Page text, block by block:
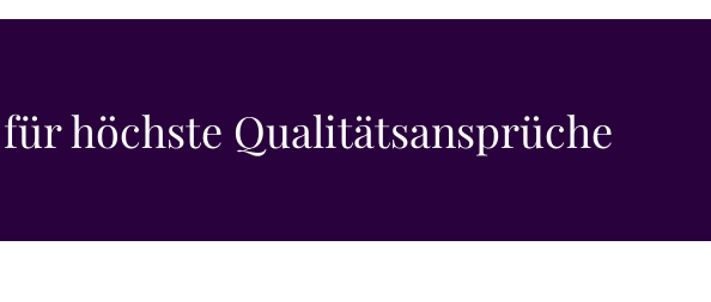
höchste Qualitätsansprüche